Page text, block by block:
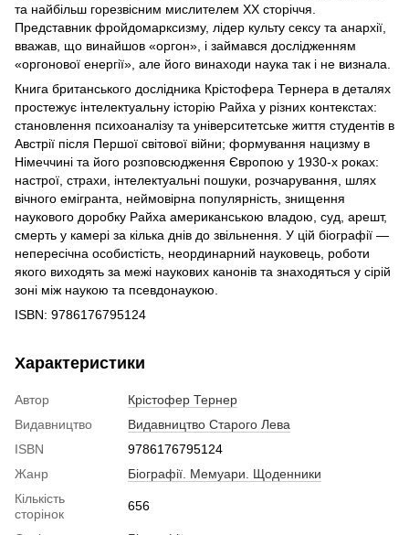
та найбільш горезвісним мислителем ХХ сторіччя.
Представник фройдомарксизму, лідер культу сексу та анархії,
вважав, що винайшов «оргон», і займався дослідженням
«оргонової енергії», але його винаходи наука так і не визнала.
Книга британського дослідника Крістофера Тернера в деталях
простежує інтелектуальну історію Райха у різних контекстах:
становлення психоаналізу та університетське життя студентів в
Австрії після Першoї світової війни; формування нацизму в
Німеччині та його розповсюдження Європою у 1930-х роках:
настрої, страхи, інтелектуальні пошуки, розчарування, шлях
вічного емігранта, неймовірна популярність, знищення
наукового доробку Райха aмериканською владою, суд, арешт,
смерть у камері за кілька днів до звільнення. У цій біографії —
непересічна особистість, неординарний науковець, роботи
якого виходять за межі наукових канонів та знаходяться у сірій
зоні між наукою та псевдонаукою.
ISBN: 9786176795124
Характеристики
Автор
Крістофер Тернер
Видавництво
Видавництво Старого Лева
ISBN
9786176795124
Жанр
Біографії. Мемуари. Щоденники
Кількість
сторінок
656